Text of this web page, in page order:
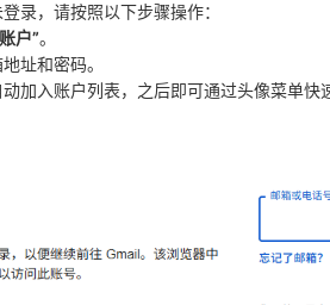
录，请按照以下步骤操作：
户”。
址和密码。
加入账户列表，之后即可通过头像菜单快